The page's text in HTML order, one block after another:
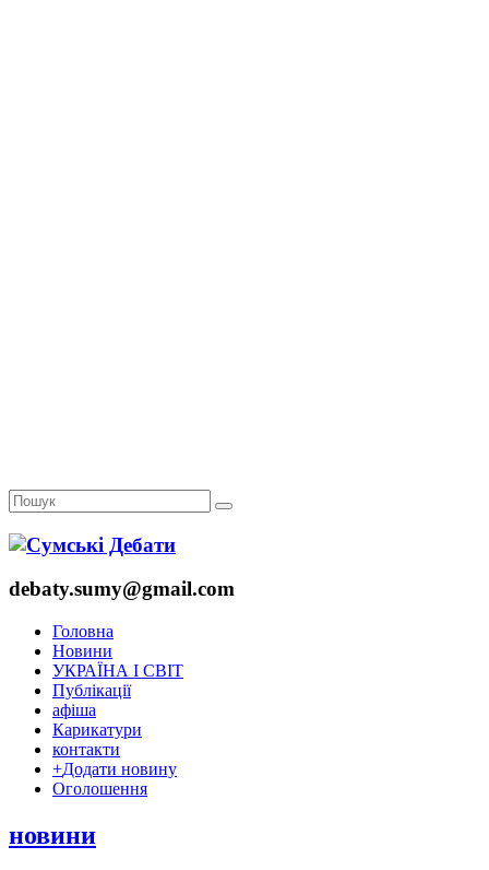
debaty.sumy@gmail.com
Головна
Новини
УКРАЇНА І СВІТ
Публікації
афіша
Карикатури
контакти
+Додати новину
Оголошення
новини